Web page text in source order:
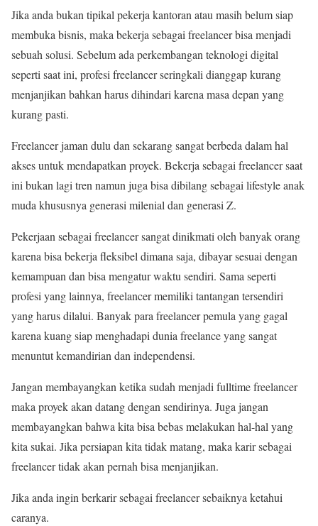
Jika anda bukan tipikal pekerja kantoran atau masih belum siap
membuka bisnis, maka bekerja sebagai freelancer bisa menjadi
sebuah solusi. Sebelum ada perkembangan teknologi digital
seperti saat ini, profesi freelancer seringkali dianggap kurang
menjanjikan bahkan harus dihindari karena masa depan yang
kurang pasti.
Freelancer jaman dulu dan sekarang sangat berbeda dalam hal
akses untuk mendapatkan proyek. Bekerja sebagai freelancer saat
ini bukan lagi tren namun juga bisa dibilang sebagai lifestyle anak
muda khususnya generasi milenial dan generasi Z.
Pekerjaan sebagai freelancer sangat dinikmati oleh banyak orang
karena bisa bekerja fleksibel dimana saja, dibayar sesuai dengan
kemampuan dan bisa mengatur waktu sendiri. Sama seperti
profesi yang lainnya, freelancer memiliki tantangan tersendiri
yang harus dilalui. Banyak para freelancer pemula yang gagal
karena kuang siap menghadapi dunia freelance yang sangat
menuntut kemandirian dan independensi.
Jangan membayangkan ketika sudah menjadi fulltime freelancer
maka proyek akan datang dengan sendirinya. Juga jangan
membayangkan bahwa kita bisa bebas melakukan hal-hal yang
kita sukai. Jika persiapan kita tidak matang, maka karir sebagai
freelancer tidak akan pernah bisa menjanjikan.
Jika anda ingin berkarir sebagai freelancer sebaiknya ketahui
caranya.